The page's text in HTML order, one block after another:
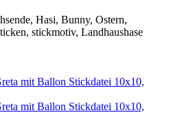
Hasi, Bunny, Ostern,
stickmotiv, Landhaushase